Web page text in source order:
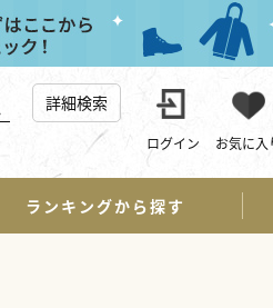
詳細検索
ログイン お気に入
ランキングから探す